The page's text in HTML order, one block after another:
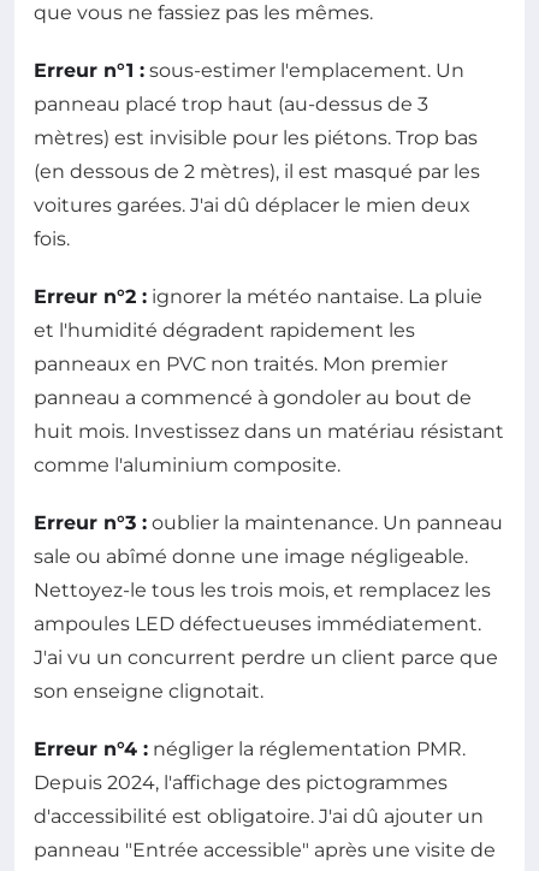
que vous ne fassiez pas les mêmes.
Erreur n°1 : sous-estimer l'emplacement. Un
panneau placé trop haut (au-dessus de 3
mètres) est invisible pour les piétons. Trop bas
(en dessous de 2 mètres), il est masqué par les
voitures garées. J'ai dû déplacer le mien deux
fois.
Erreur n°2 : ignorer la météo nantaise. La pluie
et l'humidité dégradent rapidement les
panneaux en PVC non traités. Mon premier
panneau a commencé à gondoler au bout de
huit mois. Investissez dans un matériau résistant
comme l'aluminium composite.
Erreur n°3 : oublier la maintenance. Un panneau
sale ou abîmé donne une image négligeable.
Nettoyez-le tous les trois mois, et remplacez les
ampoules LED défectueuses immédiatement.
J'ai vu un concurrent perdre un client parce que
son enseigne clignotait.
Erreur n°4 : négliger la réglementation PMR.
Depuis 2024, l'affichage des pictogrammes
d'accessibilité est obligatoire. J'ai dû ajouter un
panneau "Entrée accessible" après une visite de